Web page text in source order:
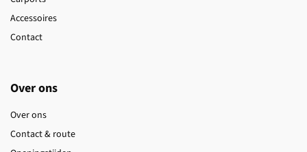
Accessoires
Contact
Over ons
Over ons
Contact & route